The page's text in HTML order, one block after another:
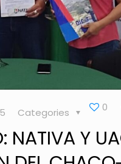
Categories 0
NATIVA Y